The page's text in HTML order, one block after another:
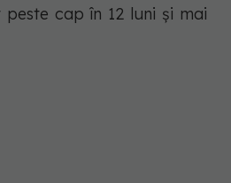
cap în 12 luni și mai